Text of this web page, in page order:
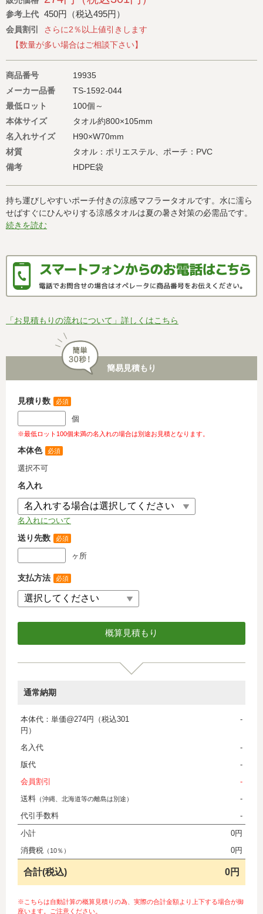
参考上代 450円（税込495円）
会員割引
さらに2％以上値引きします
【数量が多い場合はご相談下さい】
商品番号
19935
メーカー品番
TS-1592-044
最低ロット
100個～
本体サイズ
タオル約800×105mm
名入れサイズ
H90×W70mm
材質
タオル：ポリエステル、ポーチ：PVC
備考
HDPE袋
持ち運びしやすいポーチ付きの涼感マフラータオルです。水に濡ら
せばすぐにひんやりする涼感タオルは夏の暑さ対策の必需品です。
続きを読む
「お見積もりの流れについて」詳しくはこちら
簡易見積もり
見積り数 必須
個
※最低ロット100個未満の名入れの場合は別途お見積となります。
本体色 必須
選択不可
名入れ
名入れについて
送り先数 必須
ヶ所
支払方法 必須
通常納期
本体代：単価@274円（税込301
円）
-
名入代
-
版代
-
会員割引
-
送料 （沖縄、北海道等の離島は別途）
-
代引手数料
-
小計
0円
消費税 （10％） 0円
合計(税込) 0円
※こちらは自動計算の概算見積りの為、実際の合計金額より上下する場合が御
座います。ご注意ください。